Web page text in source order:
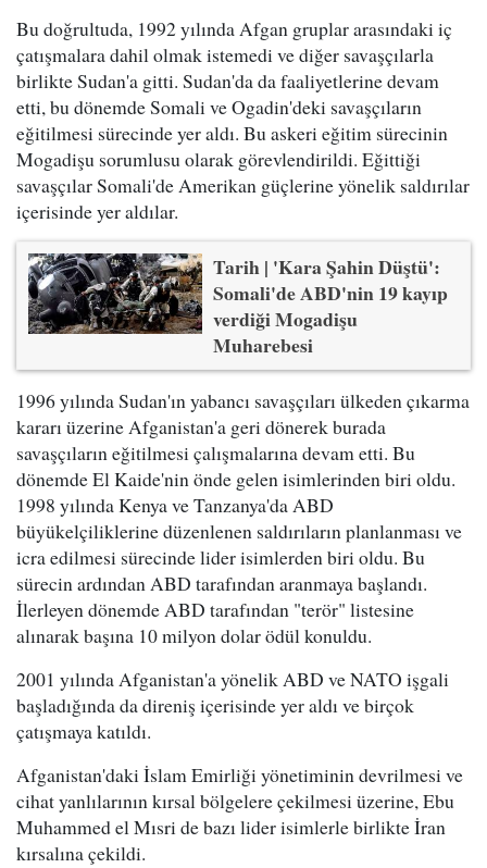
Bu doğrultuda, 1992 yılında Afgan gruplar arasındaki iç
çatışmalara dahil olmak istemedi ve diğer savaşçılarla
birlikte Sudan'a gitti. Sudan'da da faaliyetlerine devam
etti, bu dönemde Somali ve Ogadin'deki savaşçıların
eğitilmesi sürecinde yer aldı. Bu askeri eğitim sürecinin
Mogadişu sorumlusu olarak görevlendirildi. Eğittiği
savaşçılar Somali'de Amerikan güçlerine yönelik saldırılar
içerisinde yer aldılar.
Tarih | 'Kara Şahin Düştü':
Somali'de ABD'nin 19 kayıp
verdiği Mogadişu
Muharebesi
1996 yılında Sudan'ın yabancı savaşçıları ülkeden çıkarma
kararı üzerine Afganistan'a geri dönerek burada
savaşçıların eğitilmesi çalışmalarına devam etti. Bu
dönemde El Kaide'nin önde gelen isimlerinden biri oldu.
1998 yılında Kenya ve Tanzanya'da ABD
büyükelçiliklerine düzenlenen saldırıların planlanması ve
icra edilmesi sürecinde lider isimlerden biri oldu. Bu
sürecin ardından ABD tarafından aranmaya başlandı.
İlerleyen dönemde ABD tarafından "terör" listesine
alınarak başına 10 milyon dolar ödül konuldu.
2001 yılında Afganistan'a yönelik ABD ve NATO işgali
başladığında da direniş içerisinde yer aldı ve birçok
çatışmaya katıldı.
Afganistan'daki İslam Emirliği yönetiminin devrilmesi ve
cihat yanlılarının kırsal bölgelere çekilmesi üzerine, Ebu
Muhammed el Mısri de bazı lider isimlerle birlikte İran
kırsalına çekildi.